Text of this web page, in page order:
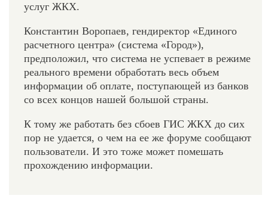
услуг ЖКХ.
Константин Воропаев, гендиректор «Единого
расчетного центра» (система «Город»),
предположил, что система не успевает в режиме
реального времени обработать весь объем
информации об оплате, поступающей из банков
со всех концов нашей большой страны.
К тому же работать без сбоев ГИС ЖКХ до сих
пор не удается, о чем на ее же форуме сообщают
пользователи. И это тоже может помешать
прохождению информации.